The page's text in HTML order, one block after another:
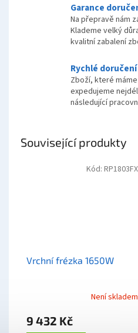
Garance
Na přepravě nám
Klademe velký
kvalitní zabalení
Rychlé doručení
Zboží, které
expedujeme
následující
Související produkty
Vrchní frézka 1650W
Není skladem
9 432 Kč
Kód: RP1803FX